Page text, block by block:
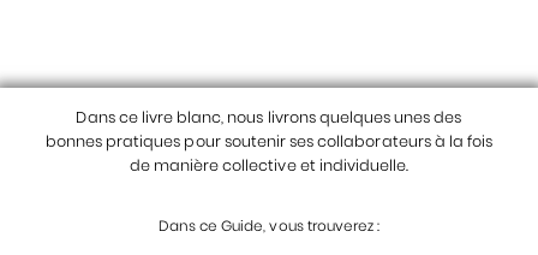
Dans ce livre blanc, nous livrons quelques unes des
bonnes pratiques pour soutenir ses collaborateurs à la fois
de manière collective et individuelle.
Dans ce Guide, vous trouverez :